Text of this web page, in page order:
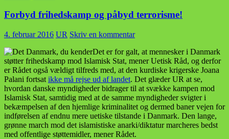
Forbyd frihedskamp og påbyd terrorisme!
4. februar 2016 UR Skriv en kommentar
Det er for galt, at mennesker i Danmark
støtter frihedskamp mod Islamisk Stat, mener Uetisk Råd, og derfor
er Rådet også vældigt tilfreds med, at den kurdiske krigerske Joana
Palani fortsat ikke må rejse ud af landet. Det glæder UR at se,
hvordan danske myndigheder bidrager til at svække kampen mod
Islamisk Stat, samtidig med at de samme myndigheder svigter i
bekæmpelsen af den hjemlige kriminalitet og dermed baner vejen for
indførelsen af endnu mere uetiske tilstande i Danmark. Den lange,
grønne march mod det islamistiske anarki/diktatur marcheres bedst
med offentlige støttemidler, mener Rådet.